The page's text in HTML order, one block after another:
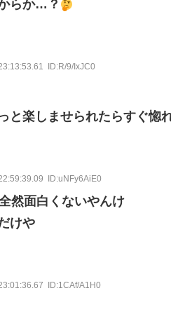
らか…？
ID:R/9/IxJC0
と楽しませられたらすぐ惚
ID:uNFy6AiE0
然面白くないやんけ
けや
ID:1CAf/A1H0